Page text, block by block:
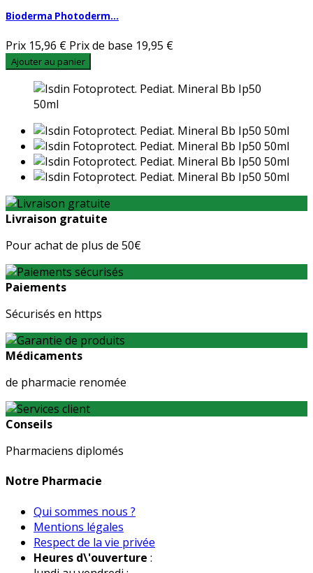
Bioderma Photoderm...
Prix 15,96 € Prix de base 19,95 €
Ajouter au panier
Livraison gratuite
Pour achat de plus de 50€
Paiements
Sécurisés en https
Médicaments
de pharmacie renomée
Conseils
Pharmaciens diplomés
Notre Pharmacie
Qui sommes nous ?
Mentions légales
Respect de la vie privée
Heures d\'ouverture :